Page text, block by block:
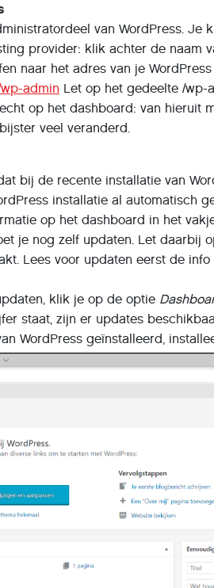
van WordPress. Je
provider: klik achter de naam
naar het adres van je
admin Let op het gedeelte /wp-
op het dashboard: van hieruit
veel veranderd.
bij de recente installatie van
installatie al automatisch
op het dashboard in het
je nog zelf updaten. Let daarbij
Lees voor updaten eerst de
klik je op de optie
staat, zijn er updates
WordPress geïnstalleerd,